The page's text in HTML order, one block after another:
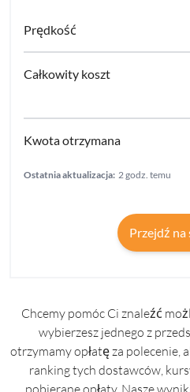
Ostatnia aktualizacja: 2 godz. temu
Przejdź
Chcemy pomóc Ci znaleźć
wybierzesz jednego z
otrzymamy opłatę za polecenie,
ranking tych dostawców,